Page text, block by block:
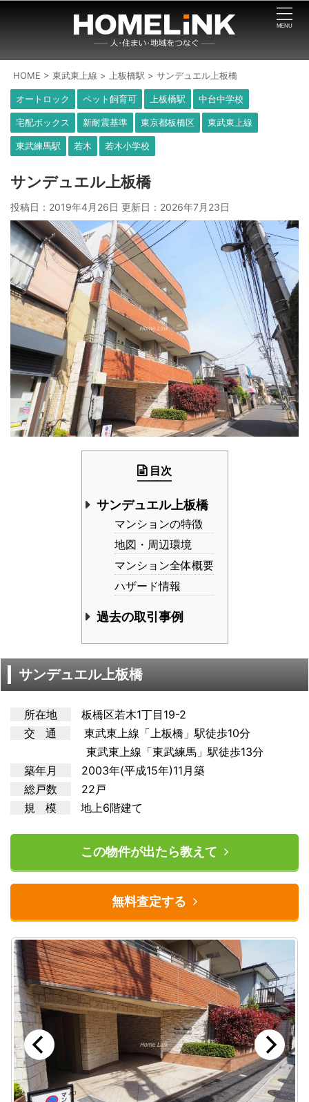
HOME >東武東上線 > 上板橋駅 >サンデュエル上板橋
オートロック ペット飼育可 上板橋駅 中台中学校
宅配ボックス 新耐震基準 東京都板橋区 東武東上線
東武練馬駅 若木 若木小学校
サンデュエル上板橋
投稿日：2019年4月26日 更新日： 2026年7月23日
目次
サンデュエル上板橋
マンションの特徴
地図・周辺環境
マンション全体概要
ハザード情報
過去の取引事例
サンデュエル上板橋
所在地
板橋区若木1丁目19-2
交 通
東武東上線「上板橋」駅徒歩10分
東武東上線「東武練馬」駅徒歩13分
築年月
2003年(平成15年)11月築
総戸数
22戸
規 模
地上6階建て
この物件が出たら教えて
無料査定する